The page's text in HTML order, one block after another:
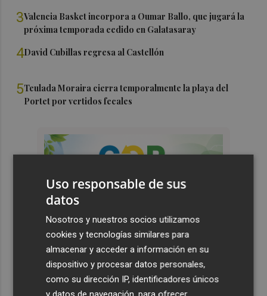
3Valencia Basket incorpora a Oumar Ballo, que jugará la
próxima temporada cedido en Galatasaray
4David Cubillas regresa al Castellón
5Teulada Moraira cierra temporalmente la playa del
Portet por vertidos fecales
Uso responsable de sus
datos
Nosotros y nuestros socios utilizamos
cookies y tecnologías similares para
almacenar y acceder a información en su
dispositivo y procesar datos personales,
como su dirección IP, identificadores únicos